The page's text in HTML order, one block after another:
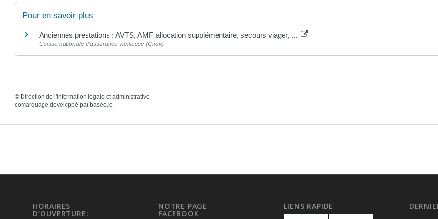
Pour en savoir plus
Anciennes prestations : AVTS, AMF, allocation supplémentaire, secours viager, ...
Caisse nationale d'assurance vieillesse (Cnav)
© Direction de l'information légale et administrative
comarquage developpé par baseo.io
HORAIRES
D’OUVERTURE:
NOTRE PAGE
FACEBOOK
LIENS RAPIDE